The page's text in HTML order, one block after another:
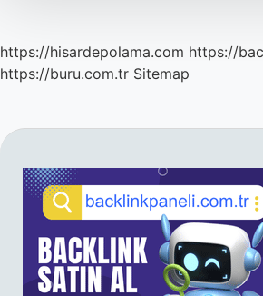
https://hisardepolama.com https://
https://buru.com.tr Sitemap
SIDEBAR